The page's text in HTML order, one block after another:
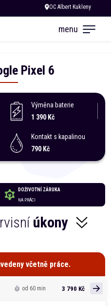
Dnes otevřeno do 18:00
menu
Pixel 6
Kontakt s kapalinou
790 Kč
Výměna baterie
1 390 Kč
DOŽIVOTNÍ ZÁRUKA
NA PRÁCI
úkony
včetně práce.
od 60 min 3 790 Kč